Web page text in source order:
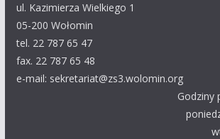
ul. Kazimierza Wielkiego 1
05-200 Wołomin
tel. 22 787 65 47
fax. 22 787 65 48
e-mail: sekretariat@zs3.wolomin.org
Godziny